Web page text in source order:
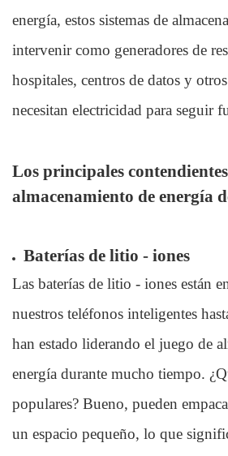
energía, estos sistemas de
intervenir como generadores de
hospitales, centros de datos y
necesitan electricidad para seguir
Los principales
almacenamiento de energía
Baterías de litio - iones
Las baterías de litio - iones están
nuestros teléfonos inteligentes
han estado liderando el juego de
energía durante mucho tiempo.
populares? Bueno, pueden
un espacio pequeño, lo que